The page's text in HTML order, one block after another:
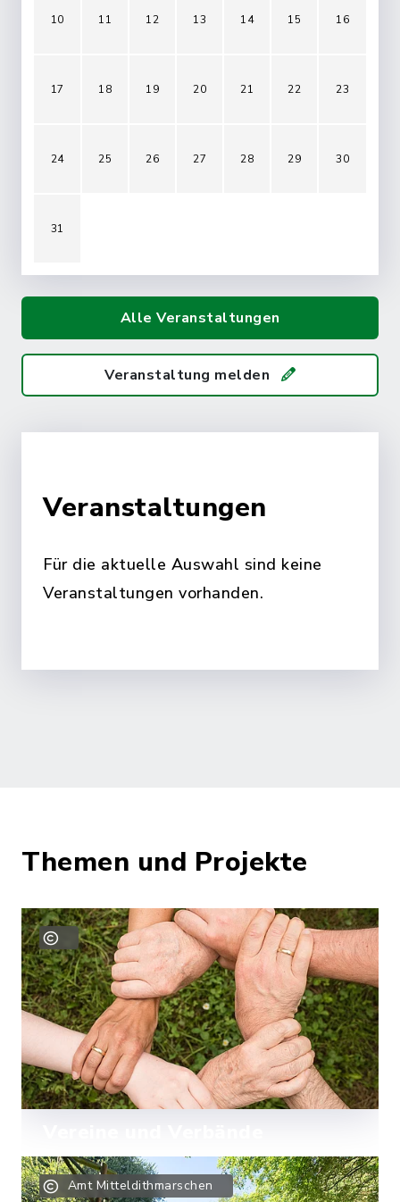
Veranstaltungen
Für die aktuelle Auswahl sind keine
Veranstaltungen vorhanden.
10 11 12 13 14 15 16
17 18 19 20 21 22 23
24 25 26 27 28 29 30
31
Alle Veranstaltungen
Veranstaltung melden
Themen und Projekte
Epenwöhrden hält zusammen – in
Amt Mitteldithmarschen